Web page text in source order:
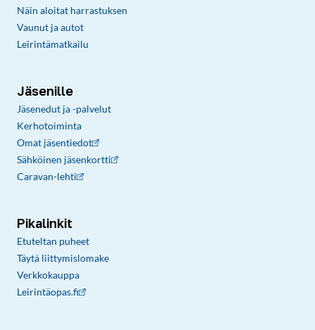
Näin aloitat harrastuksen
Vaunut ja autot
Leirintämatkailu
Jäsenille
Jäsenedut ja -palvelut
Kerhotoiminta
Omat jäsentiedot
Sähköinen jäsenkortti
Caravan-lehti
Pikalinkit
Etuteltan puheet
Täytä liittymislomake
Verkkokauppa
Leirintäopas.fi